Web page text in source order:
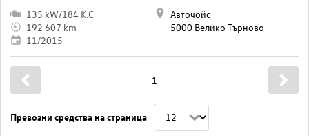
135 kW/184 K.C
192 607 km
11/2015
Авточойс
5000 Велико Търново
Превозни средства на страница
1